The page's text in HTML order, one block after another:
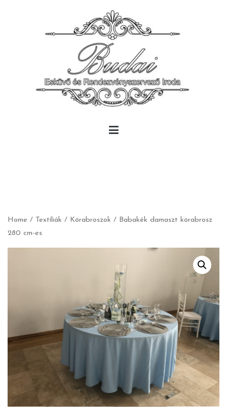
Home / Textíliák / Körabroszok / Babakék damaszt körabrosz
280 cm-es